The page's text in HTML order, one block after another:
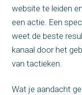
website te leiden
een actie. Een
weet de beste
kanaal door het
van tactieken.
Wat je aandacht